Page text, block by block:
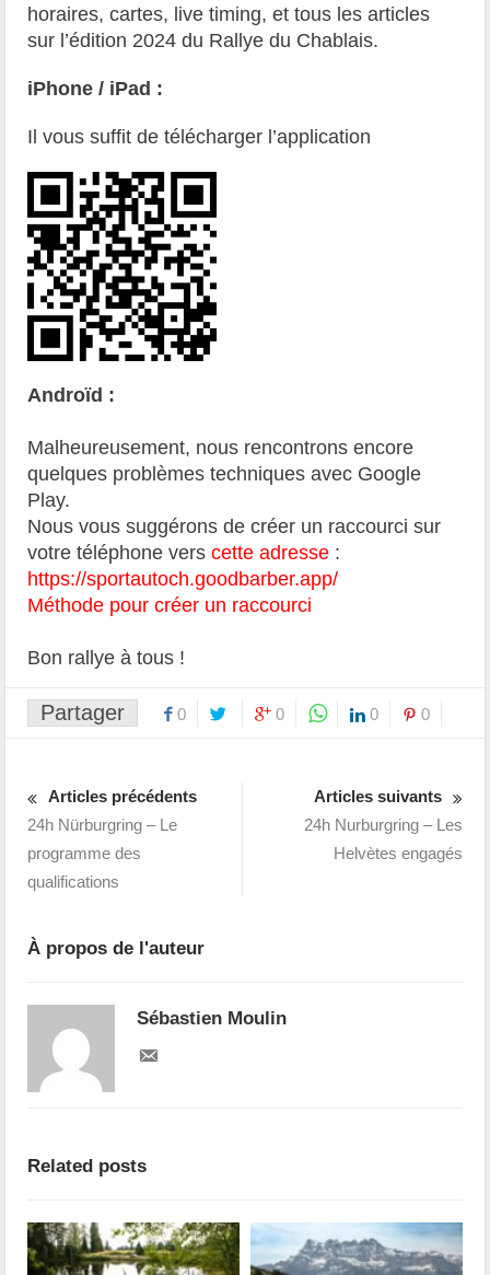
horaires, cartes, live timing, et tous les articles
sur l’édition 2024 du Rallye du Chablais.
iPhone / iPad :
Il vous suffit de télécharger l’application
Androïd :
Malheureusement, nous rencontrons encore
quelques problèmes techniques avec Google
Play.
Nous vous suggérons de créer un raccourci sur
votre téléphone verscette adresse :
https://sportautoch.goodbarber.app/
Méthode pour créer un raccourci
Bon rallye à tous !
Partager 0 0 0 0
Articles précédents
24h Nürburgring – Le
programme des
qualifications
Articles suivants
24h Nurburgring – Les
Helvètes engagés
À propos de l'auteur
Sébastien Moulin
Related posts